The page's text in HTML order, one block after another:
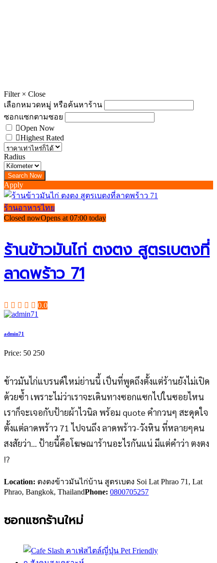
Filter × Close
เลือกหมวดหมู่ หรือค้นหาร้าน
ซอกแซกตามซอย
Open Now
Highest Rated
Radius
Apply
ร้านอาหารไทย
Closed nowOpens at 07:00 today
ร้านข้าวมันไก่ ตงตง สูตรเบตงที่
ลาดพร้าว 71
0.0
admin71
Price: 50 250
ข้าวมันไก่แบรนด์ใหม่ย่านนี้ เป็นที่พูดถึงตั้งแต่ร้านยังไม่เปิด
ด้วยซ้ำ เพราะไม่ว่าเราจะเดินทางซอกแซกไปในซอยไหน
เราก็จะเจอกับป้ายผ้าไวนิล พร้อม quote คำกวนๆ สะดุดใจ
ตั้งแต่ลาดพร้าว 71 ไปจนถึง ลาดพร้าว-วังหิน ที่หลายๆคน
สงสัยว่า... ป้ายนี้คือโฆษณาร้านอะไรกันแน่ มีแต่คำว่า ตงตง
!?
Location: ตงตงข้าวมันไก่บ้าน สูตรเบตง Soi Lat Phrao 71, Lat
Phrao, Bangkok, ThailandPhone: 0800705257
ซอกแซกร้านใหม่